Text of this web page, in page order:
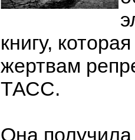
книгу,
жертвам
ТАСС.
Она